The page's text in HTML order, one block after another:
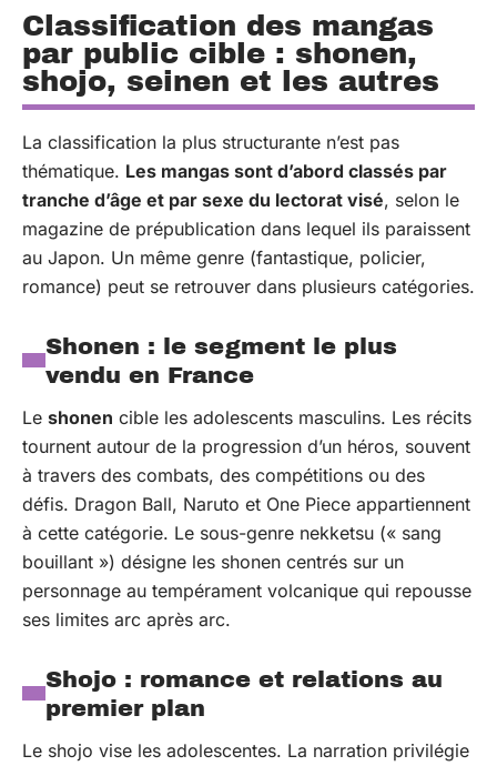
Classification des mangas
par public cible : shonen,
shojo, seinen et les autres
La classification la plus structurante n’est pas
thématique. Les mangas sont d’abord classés par
tranche d’âge et par sexe du lectorat visé, selon le
magazine de prépublication dans lequel ils paraissent
au Japon. Un même genre (fantastique, policier,
romance) peut se retrouver dans plusieurs catégories.
Shonen : le segment le plus
vendu en France
Le shonen cible les adolescents masculins. Les récits
tournent autour de la progression d’un héros, souvent
à travers des combats, des compétitions ou des
défis. Dragon Ball, Naruto et One Piece appartiennent
à cette catégorie. Le sous-genre nekketsu (« sang
bouillant ») désigne les shonen centrés sur un
personnage au tempérament volcanique qui repousse
ses limites arc après arc.
Shojo : romance et relations au
premier plan
Le shojo vise les adolescentes. La narration privilégie